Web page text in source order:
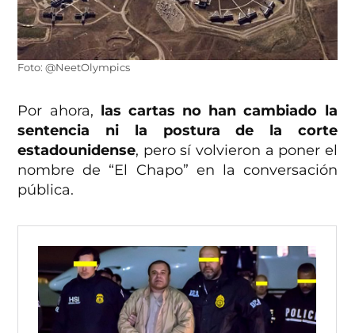
Foto: @NeetOlympics
Por ahora, las cartas no han cambiado la
sentencia ni la postura de la corte
estadounidense, pero sí volvieron a poner el
nombre de “El Chapo” en la conversación
pública.